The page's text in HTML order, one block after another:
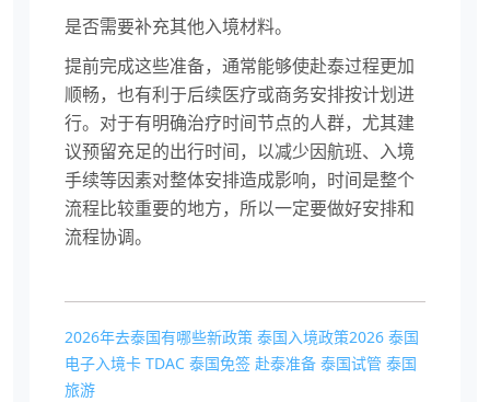
是否需要补充其他入境材料。
提前完成这些准备，通常能够使赴泰过程更加
顺畅，也有利于后续医疗或商务安排按计划进
行。对于有明确治疗时间节点的人群，尤其建
议预留充足的出行时间，以减少因航班、入境
手续等因素对整体安排造成影响，时间是整个
流程比较重要的地方，所以一定要做好安排和
流程协调。
2026年去泰国有哪些新政策 泰国入境政策2026 泰国
电子入境卡 TDAC 泰国免签 赴泰准备 泰国试管 泰国
旅游